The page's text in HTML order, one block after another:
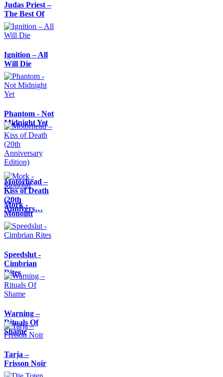
Judas Priest –
The Best Of
Ignition – All
Will Die
Phantom - Not
Midnight Yet
Motörhead –
Kiss of Death
(20th
Annivers…
Mork -
Monolitt
Speedslut -
Cimbrian
Rites
Warning –
Rituals Of
Shame
Tarja –
Frisson Noir